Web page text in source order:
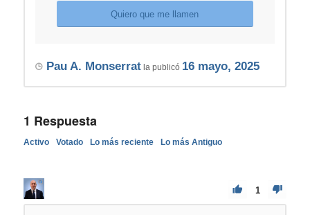
Quiero que me llamen
Pau A. Monserratla publicó 16 mayo, 2025
1 Respuesta
Activo Votado Lo más reciente Lo más Antiguo
1